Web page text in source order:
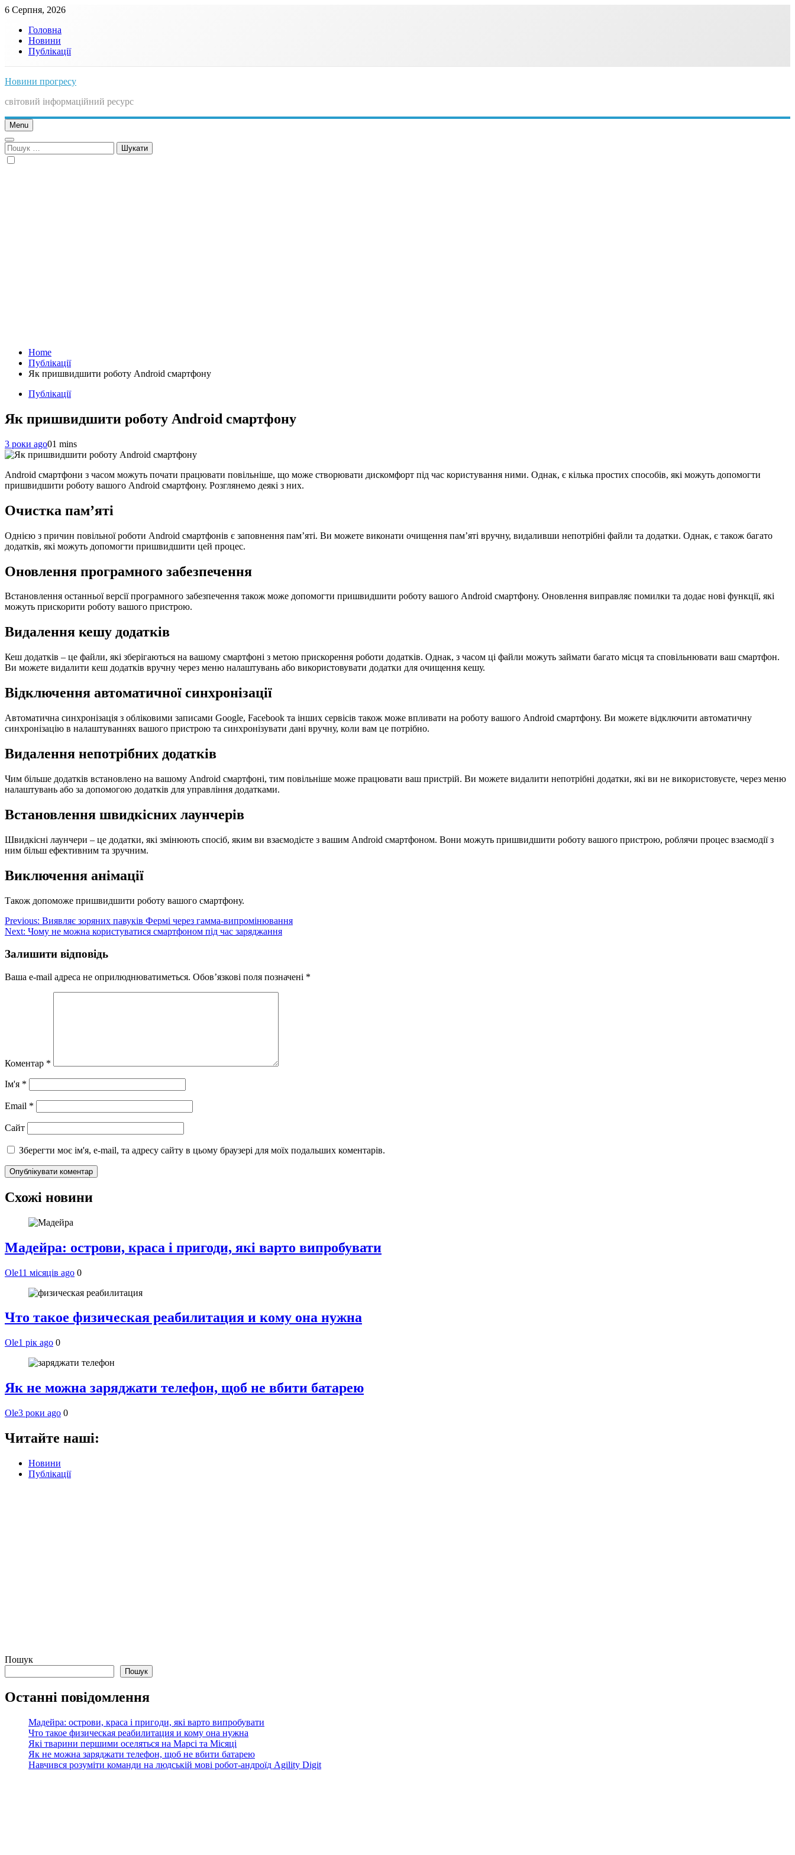
Skip
content
6 Серпня, 2026
Головна
Новини
Публікації
Новини прогресу
світовий інформаційний ресурс
Menu
Пошук:
Home
Публікації
Як пришвидшити роботу Android смартфону
Публікації
Як пришвидшити роботу Android смартфону
3 роки ago01 mins
Android смартфони з часом можуть почати працювати повільніше, що може створювати дискомфорт під час користування ними. Однак, є кілька простих способів, які можуть допомогти
пришвидшити роботу вашого Android смартфону. Розглянемо деякі з них.
Очистка пам’яті
Однією з причин повільної роботи Android смартфонів є заповнення пам’яті. Ви можете виконати очищення пам’яті вручну, видаливши непотрібні файли та додатки. Однак, є також багато
додатків, які можуть допомогти пришвидшити цей процес.
Оновлення програмного забезпечення
Встановлення останньої версії програмного забезпечення також може допомогти пришвидшити роботу вашого Android смартфону. Оновлення виправляє помилки та додає нові функції, які
можуть прискорити роботу вашого пристрою.
Видалення кешу додатків
Кеш додатків – це файли, які зберігаються на вашому смартфоні з метою прискорення роботи додатків. Однак, з часом ці файли можуть займати багато місця та сповільнювати ваш смартфон.
Ви можете видалити кеш додатків вручну через меню налаштувань або використовувати додатки для очищення кешу.
Відключення автоматичної синхронізації
Автоматична синхронізація з обліковими записами Google, Facebook та інших сервісів також може впливати на роботу вашого Android смартфону. Ви можете відключити автоматичну
синхронізацію в налаштуваннях вашого пристрою та синхронізувати дані вручну, коли вам це потрібно.
Видалення непотрібних додатків
Чим більше додатків встановлено на вашому Android смартфоні, тим повільніше може працювати ваш пристрій. Ви можете видалити непотрібні додатки, які ви не використовуєте, через меню
налаштувань або за допомогою додатків для управління додатками.
Встановлення швидкісних лаунчерів
Швидкісні лаунчери – це додатки, які змінюють спосіб, яким ви взаємодієте з вашим Android смартфоном. Вони можуть пришвидшити роботу вашого пристрою, роблячи процес взаємодії з
ним більш ефективним та зручним.
Виключення анімації
Також допоможе пришвидшити роботу вашого смартфону.
Навігація
записів
Previous: Виявляє зоряних павуків Фермі через гамма-випромінювання
Next: Чому не можна користуватися смартфоном під час заряджання
Залишити відповідь
Ваша e-mail адреса не оприлюднюватиметься. Обов’язкові поля позначені *
Коментар *
Ім'я *
Email *
Сайт
Зберегти моє ім'я, e-mail, та адресу сайту в цьому браузері для моїх подальших коментарів.
Схожі новини
Мадейра: острови, краса і пригоди, які варто випробувати
Ole11 місяців ago 0
Что такое физическая реабилитация и кому она нужна
Ole1 рік ago 0
Як не можна заряджати телефон, щоб не вбити батарею
Ole3 роки ago 0
Читайте наші:
Новини
Публікації
Пошук
Пошук
Останні повідомлення
Мадейра: острови, краса і пригоди, які варто випробувати
Что такое физическая реабилитация и кому она нужна
Які тварини першими оселяться на Марсі та Місяці
Як не можна заряджати телефон, щоб не вбити батарею
Навчився розуміти команди на людській мові робот-андроїд Agility Digit